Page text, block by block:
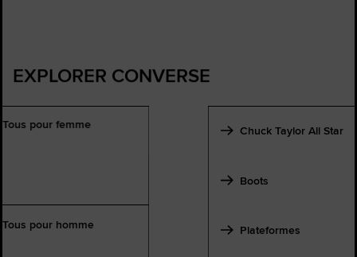
EXPLORER CONVERSE
Tous pour femme Chuck Taylor All Star
Boots
Tous pour homme Plateformes